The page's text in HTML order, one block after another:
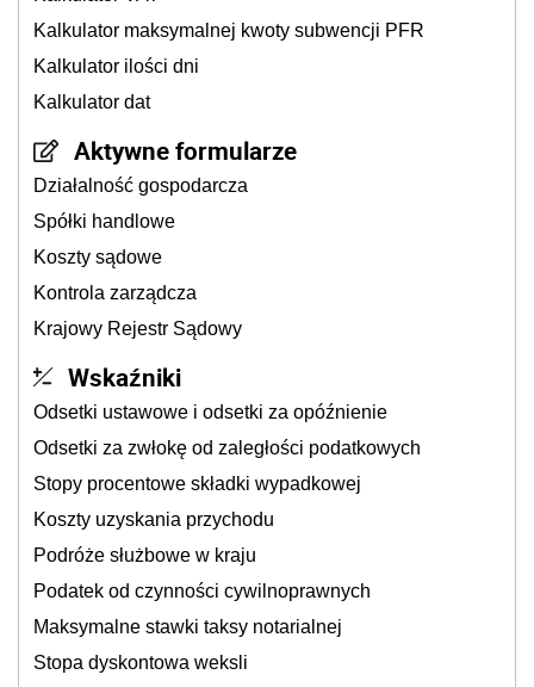
Kalkulator maksymalnej kwoty subwencji PFR
Kalkulator ilości dni
Kalkulator dat
Aktywne formularze
Działalność gospodarcza
Spółki handlowe
Koszty sądowe
Kontrola zarządcza
Krajowy Rejestr Sądowy
Wskaźniki
Odsetki ustawowe i odsetki za opóźnienie
Odsetki za zwłokę od zaległości podatkowych
Stopy procentowe składki wypadkowej
Koszty uzyskania przychodu
Podróże służbowe w kraju
Podatek od czynności cywilnoprawnych
Maksymalne stawki taksy notarialnej
Stopa dyskontowa weksli